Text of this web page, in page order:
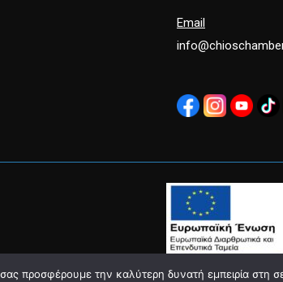
Email
προσφέρουμε την καλύτερη δυνατή εμπειρία στη